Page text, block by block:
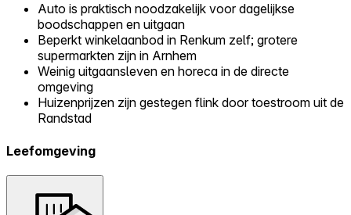
Auto is praktisch noodzakelijk voor dagelijkse
boodschappen en uitgaan
Beperkt winkelaanbod in Renkum zelf; grotere
supermarkten zijn in Arnhem
Weinig uitgaansleven en horeca in de directe
omgeving
Huizenprijzen zijn gestegen flink door toestroom uit de
Randstad
Leefomgeving